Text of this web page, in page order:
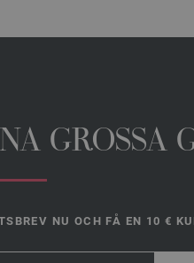
GROSSA
NU OCH FÅ EN 10 €